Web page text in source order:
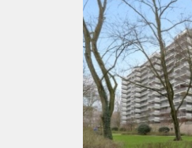
Inkomen eis
3,0 X Maandhuur Bruto
Huurtermijn
Onbepaalde termijn
Oplevering
Kaal